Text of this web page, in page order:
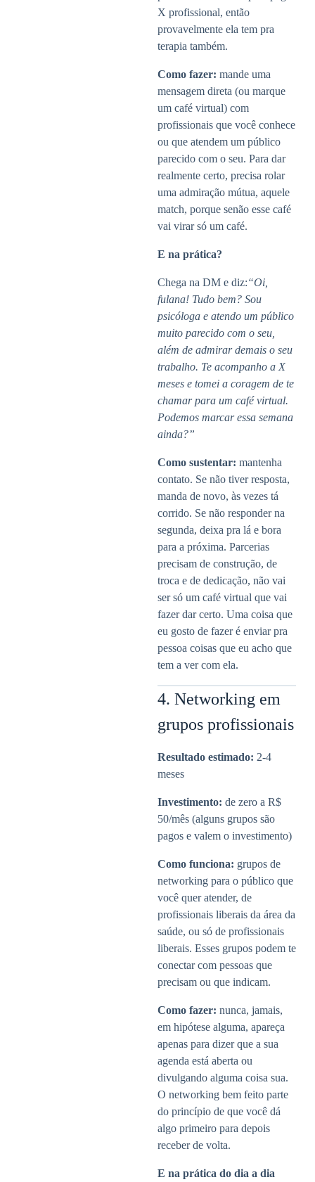
X profissional, então
provavelmente ela tem pra
terapia também.
Como fazer: mande uma
mensagem direta (ou marque
um café virtual) com
profissionais que você conhece
ou que atendem um público
parecido com o seu. Para dar
realmente certo, precisa rolar
uma admiração mútua, aquele
match, porque senão esse café
vai virar só um café.
E na prática?
Chega na DM e diz:“Oi,
fulana! Tudo bem? Sou
psicóloga e atendo um público
muito parecido com o seu,
além de admirar demais o seu
trabalho. Te acompanho a X
meses e tomei a coragem de te
chamar para um café virtual.
Podemos marcar essa semana
ainda?”
Como sustentar: mantenha
contato. Se não tiver resposta,
manda de novo, às vezes tá
corrido. Se não responder na
segunda, deixa pra lá e bora
para a próxima. Parcerias
precisam de construção, de
troca e de dedicação, não vai
ser só um café virtual que vai
fazer dar certo. Uma coisa que
eu gosto de fazer é enviar pra
pessoa coisas que eu acho que
tem a ver com ela.
4. Networking em
grupos profissionais
Resultado estimado: 2-4
meses
Investimento: de zero a R$
50/mês (alguns grupos são
pagos e valem o investimento)
Como funciona: grupos de
networking para o público que
você quer atender, de
profissionais liberais da área da
saúde, ou só de profissionais
liberais. Esses grupos podem te
conectar com pessoas que
precisam ou que indicam.
Como fazer: nunca, jamais,
em hipótese alguma, apareça
apenas para dizer que a sua
agenda está aberta ou
divulgando alguma coisa sua.
O networking bem feito parte
do princípio de que você dá
algo primeiro para depois
receber de volta.
E na prática do dia a dia